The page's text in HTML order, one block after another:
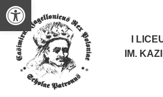
Otwórz pasek narzędzi
I
IM.